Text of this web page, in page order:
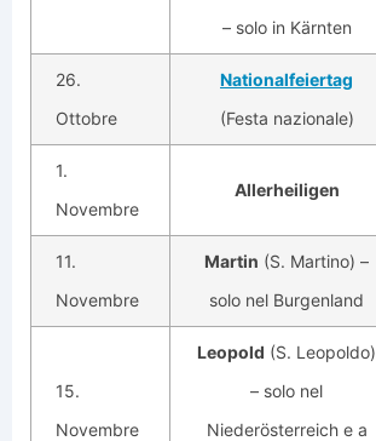
– solo in Kärnten
26.
Ottobre
Nationalfeiertag
(Festa nazionale)
1.
Novembre
Allerheiligen
11.
Novembre
Martin (S. Martino) –
solo nel Burgenland
15.
Novembre
Leopold (S. Leopoldo)
– solo nel
Niederösterreich e a